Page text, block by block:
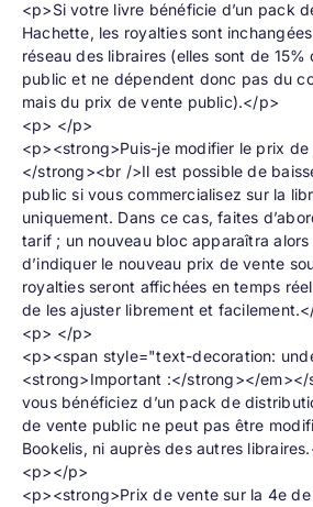
<p>Si votre livre bénéficie d’un pack
Hachette, les royalties sont
réseau des libraires (elles sont de
public et ne dépendent donc pas du
mais du prix de vente public).</p>
<p> </p>
<p><strong>Puis-je modifier le prix de
</strong><br />Il est possible de
public si vous commercialisez sur la
uniquement. Dans ce cas, faites
tarif ; un nouveau bloc apparaîtra
d’indiquer le nouveau prix de vente
royalties seront affichées en temps
de les ajuster librement et
<p> </p>
<p><span style="text-decoration:
<strong>Important :</strong></em></
vous bénéficiez d’un pack de
de vente public ne peut pas être
Bookelis, ni auprès des autres
<p></p>
<p><strong>Prix de vente sur la 4e